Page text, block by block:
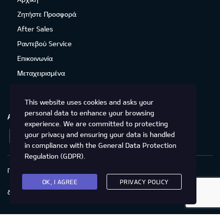
Ζητήστε Προσφορά
After Sales
Ραντεβού Service
Επικοινωνία
Μεταχειρισμένα
ΑΚΟΛΟΥΘΉΣΤΕ ΜΑΣ
Facebook
Instagram
Twitter
YouTube
Πολιτική Απορρήτου
Δικαιώματα του Υποκειμένου των
δεδομένων
Προσβασιμότητα
This website uses cookies and asks your
personal data to enhance your browsing
experience. We are committed to protecting
your privacy and ensuring your data is handled
in compliance with the General Data Protection
Regulation (GDPR)
OK, I AGREE PRIVACY POLICY